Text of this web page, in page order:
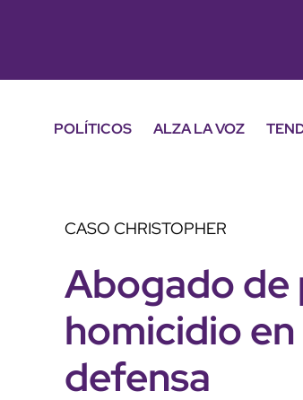
POLÍTICOS ALZA LA VOZ
CASO CHRISTOPHER
Abogado de
homicidio
defensa